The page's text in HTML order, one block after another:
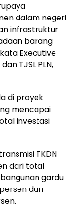
dalam negeri
infrastruktur
barang
Executive
TJSL PLN,
di proyek
mencapai
investasi
TKDN
dari total
gardu
dan